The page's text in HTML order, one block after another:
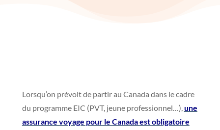
Lorsqu’on prévoit de partir au Canada dans le cadre
du programme EIC (PVT, jeune professionnel…),une
assurance voyage pour le Canada est obligatoire